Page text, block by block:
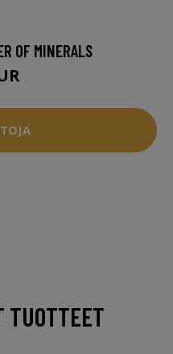
OF MINERALS
TUOTTEET